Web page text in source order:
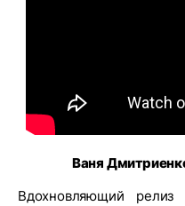
Ваня
Вдохновляющий